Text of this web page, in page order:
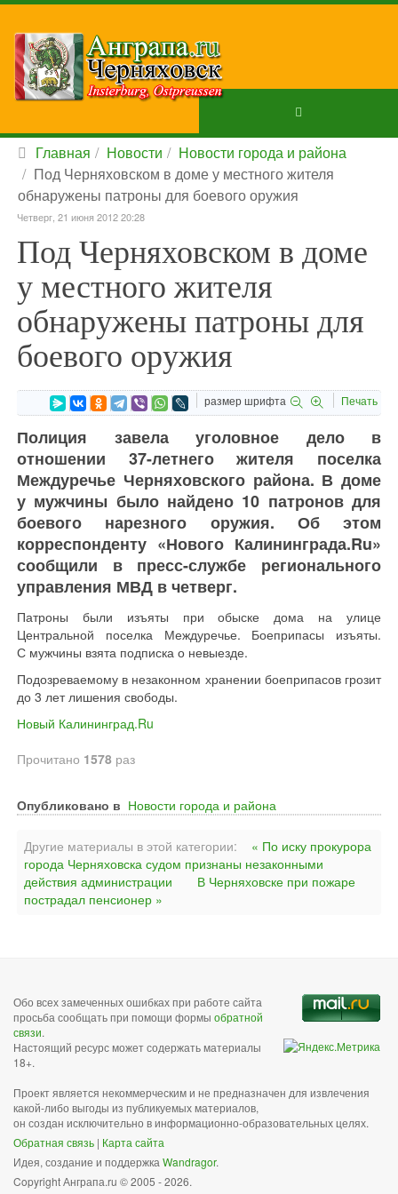
Главная Новости
Новости города и района
Под Черняховском в доме у местного жителя
обнаружены патроны для боевого оружия
Четверг, 21 июня 2012 20:28
Под Черняховском в доме
у местного жителя
обнаружены патроны для
боевого оружия
размер шрифта Печать
Полиция завела уголовное дело в
отношении 37-летнего жителя поселка
Междуречье Черняховского района. В доме
у мужчины было найдено 10 патронов для
боевого нарезного оружия. Об этом
корреспонденту «Нового Калининграда.Ru»
сообщили в пресс-службе регионального
управления МВД в четверг.
Патроны были изъяты при обыске дома на улице
Центральной поселка Междуречье. Боеприпасы изъяты.
С мужчины взята подписка о невыезде.
Подозреваемому в незаконном хранении боеприпасов грозит
до 3 лет лишения свободы.
Новый Калининград.Ru
Прочитано 1578 раз
Опубликовано в Новости города и района
Другие материалы в этой категории:
« По иску прокурора
города Черняховска судом признаны незаконными
действия администрации
В Черняховске при пожаре
пострадал пенсионер »
Обо всех замеченных ошибках при работе сайта
просьба сообщать при помощи формы обратной
связи.
Настоящий ресурс может содержать материалы
18+.
Проект является некоммерческим и не предназначен для извлечения
какой-либо выгоды из публикуемых материалов,
он создан исключительно в информационно-образовательных целях.
Обратная связь | Карта сайта
Идея, создание и поддержка Wandragor.
Copyright Анграпа.ru © 2005 - 2026.